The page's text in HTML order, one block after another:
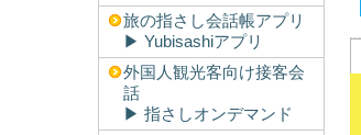
旅の指さし会話帳アプリ
▶︎ Yubisashiアプリ
外国人観光客向け接客会
話
▶︎ 指さしオンデマンド